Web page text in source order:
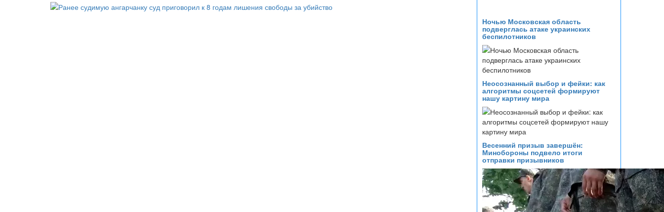
Ночью Московская область
подверглась атаке украинских
беспилотников
Неосознанный выбор и фейки: как
алгоритмы соцсетей формируют
нашу картину мира
Весенний призыв завершён:
Минобороны подвело итоги
отправки призывников